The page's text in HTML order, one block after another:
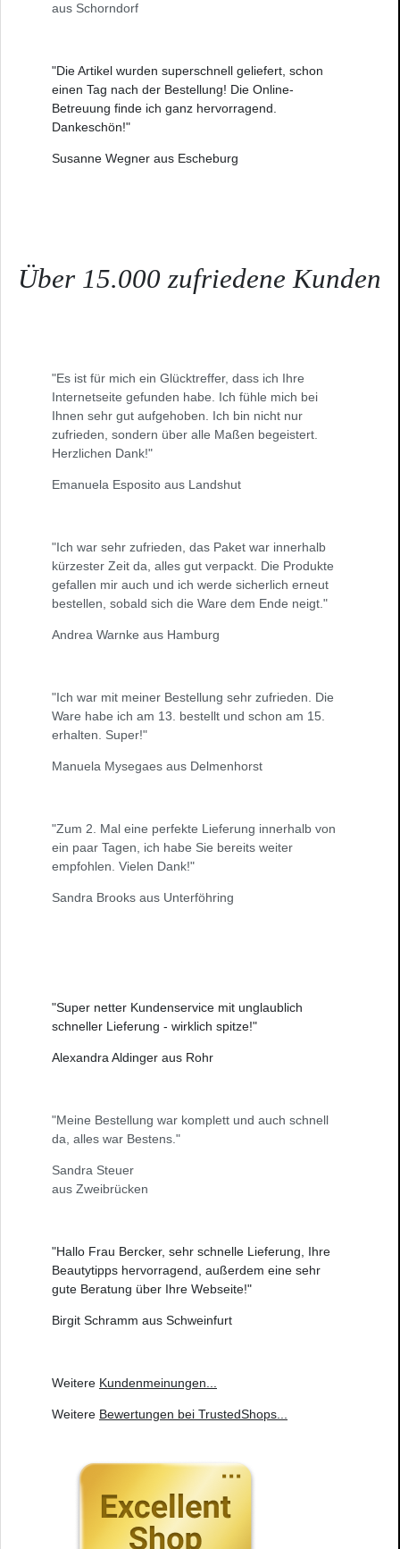
aus Schorndorf
"Die Artikel wurden superschnell geliefert, schon
einen Tag nach der Bestellung! Die Online-
Betreuung finde ich ganz hervorragend.
Dankeschön!"
Susanne Wegner aus Escheburg
Über 15.000 zufriedene Kunden
"Es ist für mich ein Glücktreffer, dass ich Ihre
Internetseite gefunden habe. Ich fühle mich bei
Ihnen sehr gut aufgehoben. Ich bin nicht nur
zufrieden, sondern über alle Maßen begeistert.
Herzlichen Dank!"
Emanuela Esposito aus Landshut
"Ich war sehr zufrieden, das Paket war innerhalb
kürzester Zeit da, alles gut verpackt. Die Produkte
gefallen mir auch und ich werde sicherlich erneut
bestellen, sobald sich die Ware dem Ende neigt."
Andrea Warnke aus Hamburg
"Ich war mit meiner Bestellung sehr zufrieden. Die
Ware habe ich am 13. bestellt und schon am 15.
erhalten. Super!"
Manuela Mysegaes aus Delmenhorst
"Zum 2. Mal eine perfekte Lieferung innerhalb von
ein paar Tagen, ich habe Sie bereits weiter
empfohlen. Vielen Dank!"
Sandra Brooks aus Unterföhring
"Super netter Kundenservice mit unglaublich
schneller Lieferung - wirklich spitze!"
Alexandra Aldinger aus Rohr
"Meine Bestellung war komplett und auch schnell
da, alles war Bestens."
Sandra Steuer
aus Zweibrücken
"Hallo Frau Bercker, sehr schnelle Lieferung, Ihre
Beautytipps hervorragend, außerdem eine sehr
gute Beratung über Ihre Webseite!"
Birgit Schramm aus Schweinfurt
Weitere Kundenmeinungen
Weitere Bewertungen bei TrustedShops